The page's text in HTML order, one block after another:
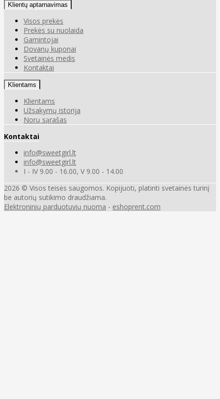
Klientų aptarnavimas
Visos prekės
Prekės su nuolaida
Gamintojai
Dovanų kuponai
Svetainės medis
Kontaktai
Klientams
Klientams
Užsakymų istorija
Norų sąrašas
Kontaktai
info@sweetgirl.lt
info@sweetgirl.lt
I - IV 9.00 - 16.00, V 9.00 - 14.00
2026 © Visos teisės saugomos. Kopijuoti, platinti svetainės turinį
be autorių sutikimo draudžiama.
Elektroninių parduotuvių nuoma - eshoprent.com